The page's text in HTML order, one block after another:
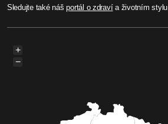
Sledujte také nášportál o zdravía životním stylu
+
−